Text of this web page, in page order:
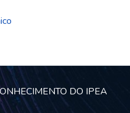
DO IPEA